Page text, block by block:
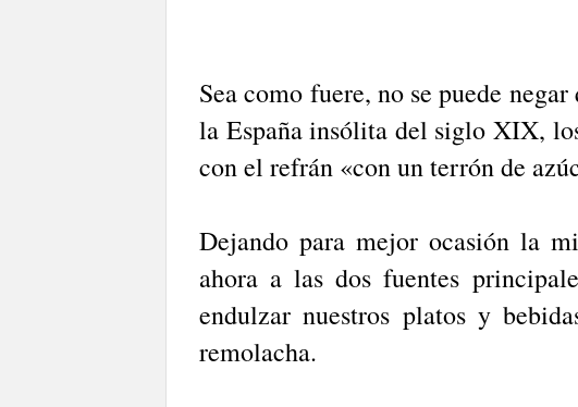
Sea como fuere, no se puede
la España insólita del siglo XIX,
con el refrán «con un terrón de
Dejando para mejor ocasión la
ahora a las dos fuentes
endulzar nuestros platos y
remolacha.